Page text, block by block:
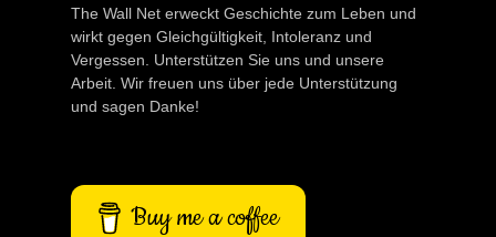
The Wall Net erweckt Geschichte zum Leben und
wirkt gegen Gleichgültigkeit, Intoleranz und
Vergessen. Unterstützen Sie uns und unsere
Arbeit. Wir freuen uns über jede Unterstützung
und sagen Danke!
Buy me a coffee